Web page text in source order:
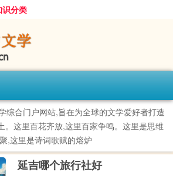
识分类
综合门户网站,旨在为全球的文学爱好者打造
。这里百花齐放,这里百家争鸣。这里是思维
,这里是诗词歌赋的熔炉
延吉哪个旅行社好